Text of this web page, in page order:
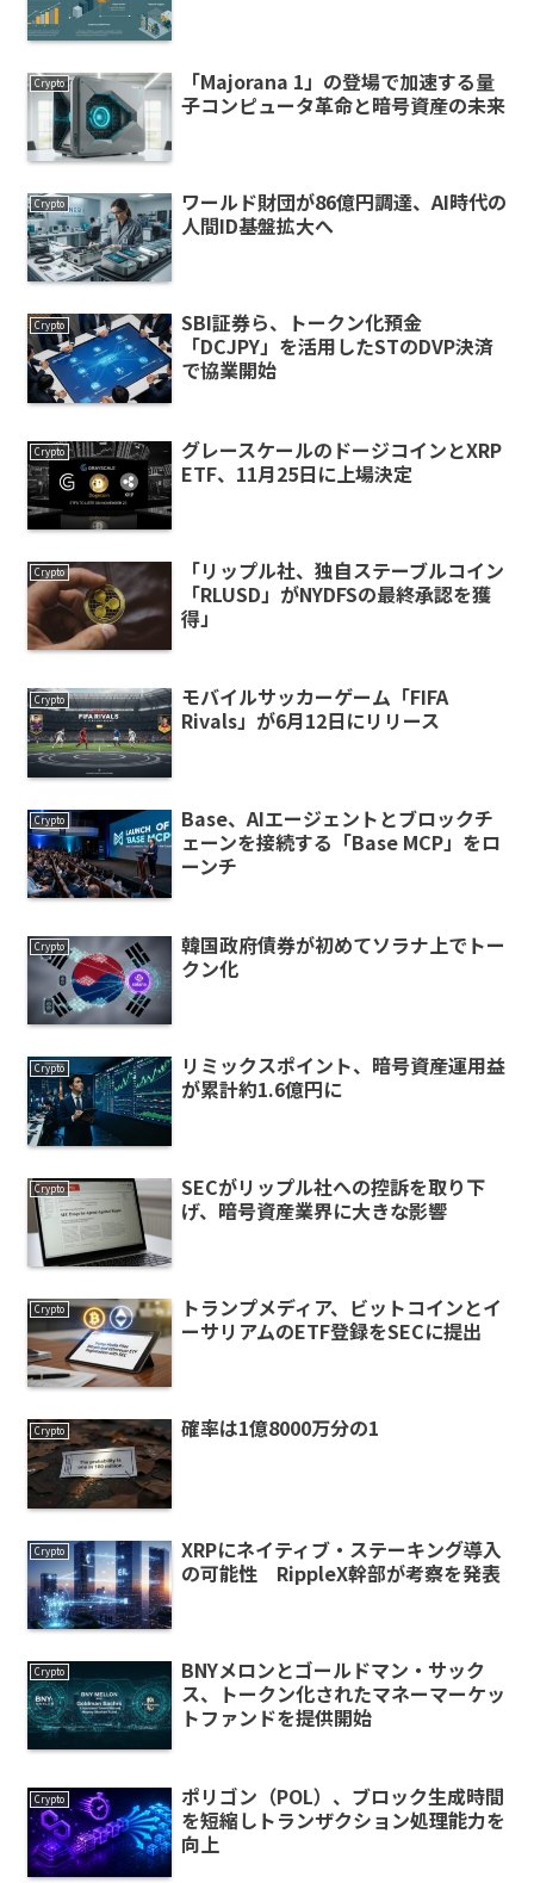
Crypto
「Majorana 1」の登場で加速する量
子コンピュータ革命と暗号資産の未来
Crypto
ワールド財団が86億円調達、AI時代の
人間ID基盤拡大へ
Crypto
SBI証券ら、トークン化預金
「DCJPY」を活用したSTのDVP決済
で協業開始
Crypto
グレースケールのドージコインとXRP
ETF、11月25日に上場決定
Crypto
「リップル社、独自ステーブルコイン
「RLUSD」がNYDFSの最終承認を獲
得」
Crypto
モバイルサッカーゲーム「FIFA
Rivals」が6月12日にリリース
Crypto
Base、AIエージェントとブロックチ
ェーンを接続する「Base MCP」をロ
ーンチ
Crypto
韓国政府債券が初めてソラナ上でトー
クン化
Crypto
リミックスポイント、暗号資産運用益
が累計約1.6億円に
Crypto
SECがリップル社への控訴を取り下
げ、暗号資産業界に大きな影響
Crypto
トランプメディア、ビットコインとイ
ーサリアムのETF登録をSECに提出
Crypto 確率は1億8000万分の1
Crypto
XRPにネイティブ・ステーキング導入
の可能性 RippleX幹部が考察を発表
Crypto
BNYメロンとゴールドマン・サック
ス、トークン化されたマネーマーケッ
トファンドを提供開始
Crypto
ポリゴン（POL）、ブロック生成時間
を短縮しトランザクション処理能力を
向上